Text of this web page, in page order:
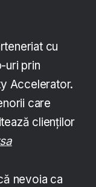
cu
uri prin
Accelerator.
care
clienților
nevoia ca